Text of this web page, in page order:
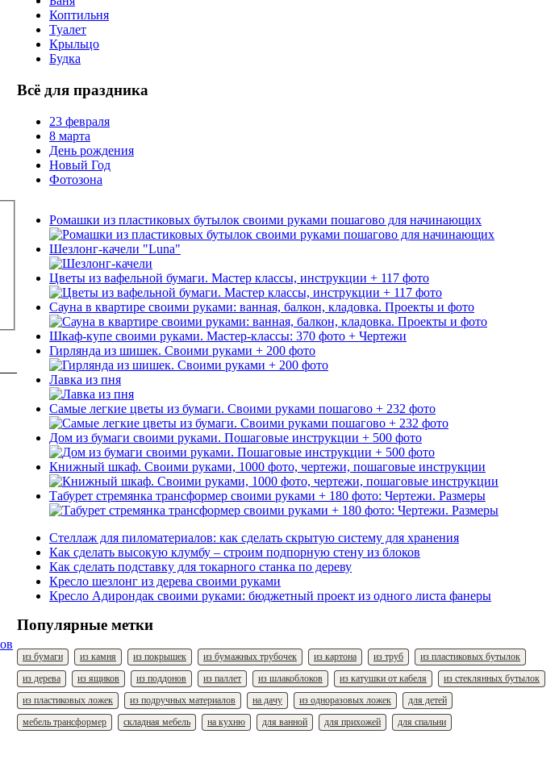
Коптильня
Туалет
Крыльцо
Будка
Всё для праздника
23 февраля
8 марта
День рождения
Новый Год
Фотозона
Ромашки из пластиковых бутылок своими руками пошагово для начинающих
Шезлонг-качели "Luna"
Цветы из вафельной бумаги. Мастер классы, инструкции + 117 фото
Сауна в квартире своими руками: ванная, балкон, кладовка. Проекты и фото
Шкаф-купе своими руками. Мастер-классы: 370 фото + Чертежи
Гирлянда из шишек. Своими руками + 200 фото
Лавка из пня
Самые легкие цветы из бумаги. Своими руками пошагово + 232 фото
Дом из бумаги своими руками. Пошаговые инструкции + 500 фото
Книжный шкаф. Своими руками, 1000 фото, чертежи, пошаговые инструкции
Табурет стремянка трансформер своими руками + 180 фото: Чертежи. Размеры
Стеллаж для пиломатериалов: как сделать скрытую систему для хранения
Как сделать высокую клумбу – строим подпорную стену из блоков
Как сделать подставку для токарного станка по дереву
Кресло шезлонг из дерева своими руками
Кресло Адирондак своими руками: бюджетный проект из одного листа фанеры
Популярные метки
из бумаги из камня из покрышек из бумажных трубочек из картона из труб
из пластиковых бутылок
из дерева
из ящиков из поддонов из паллет из шлакоблоков из катушки от кабеля
из стеклянных бутылок
из пластиковых ложек
из подручных материалов на дачу из одноразовых ложек
для детей
мебель трансформер
складная мебель на кухню для ванной для прихожей для спальни